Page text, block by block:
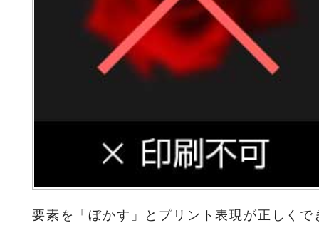
要素を「ぼかす」とプリント表現が正しくで